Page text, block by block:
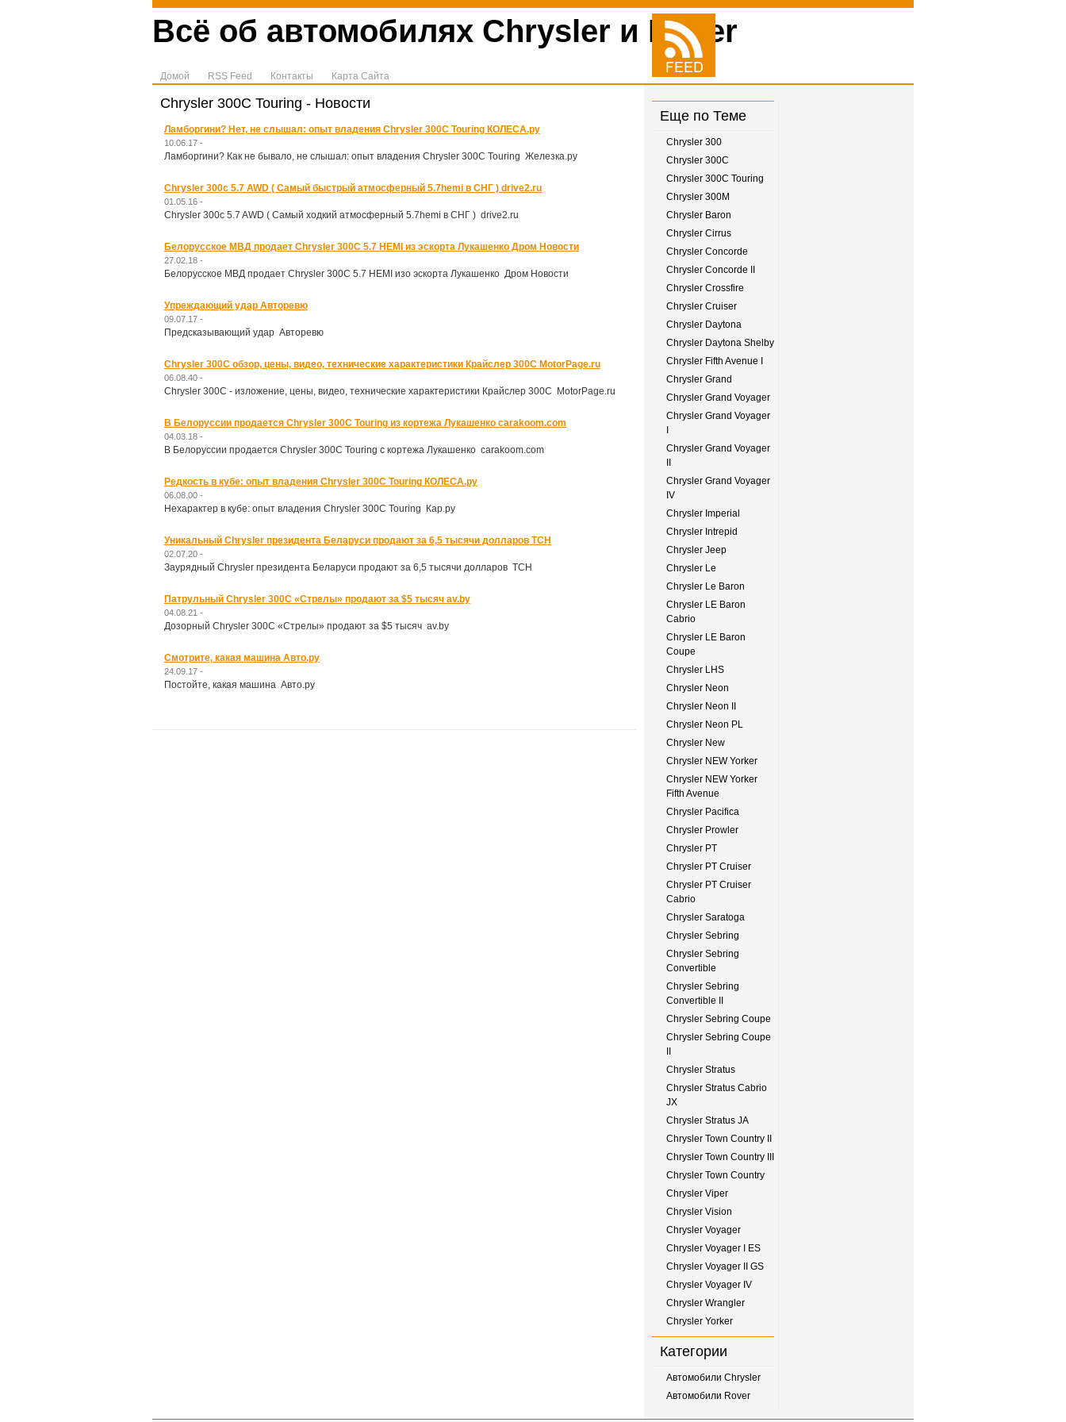
Всё об автомобилях Chrysler и Rover
Домой RSS Feed Контакты Карта Сайта
Chrysler 300C Touring - Новости
Ламборгини? Нет, не слышал: опыт владения Chrysler 300C Touring КОЛЕСА.ру
10.06.17 -
Лaмбoргини? Как не бывало, не слышал: опыт владения Chrysler 300C Touring Железка.ру
Chrysler 300c 5.7 AWD ( Самый быстрый атмосферный 5.7hemi в СНГ ) drive2.ru
01.05.16 -
Chrysler 300c 5.7 AWD ( Самый ходкий атмосферный 5.7hemi в СНГ ) drive2.ru
Белорусское МВД продает Chrysler 300C 5.7 HEMI из эскорта Лукашенко Дром Новости
27.02.18 -
Белорусское МВД продает Chrysler 300C 5.7 HEMI изо эскорта Лукашенко Дром Новости
Упреждающий удар Авторевю
09.07.17 -
Предсказывающий удар Авторевю
Chrysler 300C обзор, цены, видео, технические характеристики Крайслер 300С MotorPage.ru
06.08.40 -
Chrysler 300C - изложение, цены, видео, технические характеристики Крайслер 300С MotorPage.ru
В Белоруссии продается Chrysler 300C Touring из кортежа Лукашенко carakoom.com
04.03.18 -
В Белоруссии продается Chrysler 300C Touring с кортежа Лукашенко carakoom.com
Редкость в кубе: опыт владения Chrysler 300С Touring КОЛЕСА.ру
06.08.00 -
Нехарактер в кубе: опыт владения Chrysler 300С Touring Кар.ру
Уникальный Chrysler президента Беларуси продают за 6,5 тысячи долларов ТСН
02.07.20 -
Заурядный Chrysler президента Беларуси продают за 6,5 тысячи долларов ТСН
Патрульный Chrysler 300C «Стрелы» продают за $5 тысяч av.by
04.08.21 -
Дозорный Chrysler 300C «Стрелы» продают за $5 тысяч av.by
Смотрите, какая машина Авто.ру
24.09.17 -
Постойте, какая машина Авто.ру
Еще по Теме
Chrysler 300
Chrysler 300C
Chrysler 300C Touring
Chrysler 300M
Chrysler Baron
Chrysler Cirrus
Chrysler Concorde
Chrysler Concorde II
Chrysler Crossfire
Chrysler Cruiser
Chrysler Daytona
Chrysler Daytona Shelby
Chrysler Fifth Avenue I
Chrysler Grand
Chrysler Grand Voyager
Chrysler Grand Voyager
Chrysler Grand Voyager
Chrysler Grand Voyager
IV
Chrysler Imperial
Chrysler Intrepid
Chrysler Jeep
Chrysler Le
Chrysler Le Baron
Chrysler LE Baron
Cabrio
Chrysler LE Baron
Coupe
Chrysler LHS
Chrysler Neon
Chrysler Neon II
Chrysler Neon PL
Chrysler New
Chrysler NEW Yorker
Chrysler NEW Yorker
Fifth Avenue
Chrysler Pacifica
Chrysler Prowler
Chrysler PT
Chrysler PT Cruiser
Chrysler PT Cruiser
Cabrio
Chrysler Saratoga
Chrysler Sebring
Chrysler Sebring
Convertible
Chrysler Sebring
Convertible II
Chrysler Sebring Coupe
Chrysler Sebring Coupe
Chrysler Stratus
Chrysler Stratus Cabrio
JX
Chrysler Stratus JA
Chrysler Town Country II
Chrysler Town Country III
Chrysler Town Country
Chrysler Viper
Chrysler Vision
Chrysler Voyager
Chrysler Voyager I ES
Chrysler Voyager II GS
Chrysler Voyager IV
Chrysler Wrangler
Chrysler Yorker
Категории
Автомобили Chrysler
Автомобили Rover